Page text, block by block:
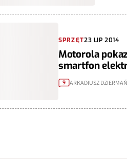
SPRZĘT23 LIP 2014
Motorola
smartfon
9 ARKADIUSZ